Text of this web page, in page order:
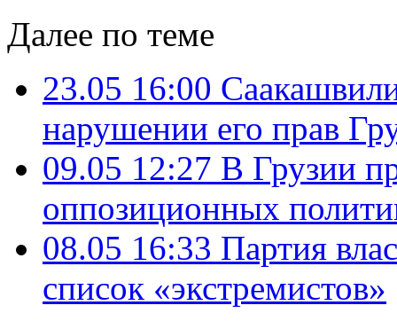
Далее по теме
23.05 16:00
нарушении его прав
09.05 12:27 В Грузии
оппозиционных
08.05 16:33 Партия
список «экстремистов»